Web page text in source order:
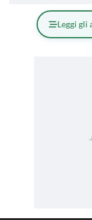
Leggi